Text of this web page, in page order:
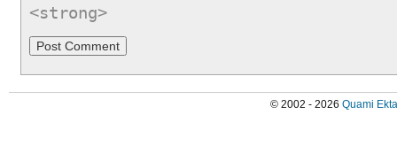
<strong>
© 2002 - 2026 Quami